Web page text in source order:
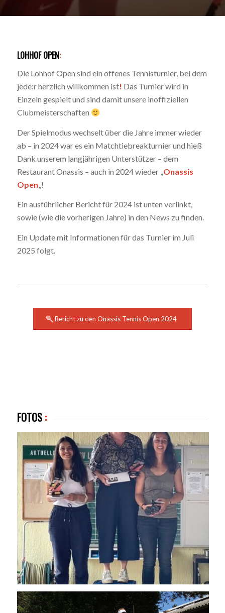
LOHHOF OPEN:
Die Lohhof Open sind ein offenes Tennisturnier, bei dem
jede:r herzlich willkommen ist! Das Turnier wird in
Einzeln gespielt und sind damit unsere inoffiziellen
Clubmeisterschaften
Der Spielmodus wechselt über die Jahre immer wieder
ab – in 2024 war es ein Matchtiebreakturnier und hieß
Dank unserem langjährigen Unterstützer – dem
Restaurant Onassis – auch in 2024 wieder „ Onassis
Open „!
Ein ausführlicher Bericht für 2024 ist unten verlinkt,
sowie (wie die vorherigen Jahre) in den News zu finden.
Ein Update mit Informationen für das Turnier im Juli
2025 folgt.
Bericht zu den Onassis Tennis Open 2024
FOTOS :